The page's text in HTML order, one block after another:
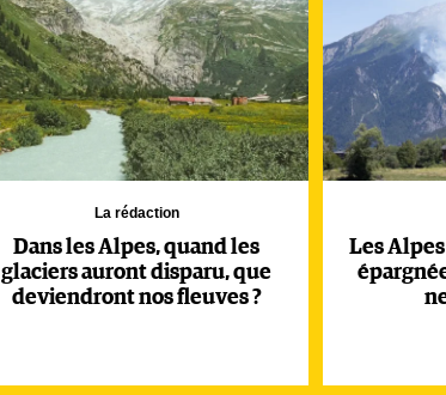
La rédaction
Dans les Alpes, quand les
glaciers auront disparu, que
deviendront nos fleuves ?
Les